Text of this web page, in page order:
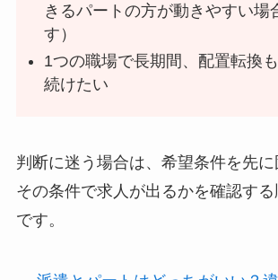
きるパートの方が動きやすい場
す）
1つの職場で長期間、配置転換
続けたい
判断に迷う場合は、希望条件を先に
その条件で求人が出るかを確認す
です。